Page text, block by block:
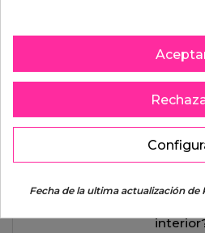
¿Tengo una queja del
Fecha de la ultima actualización de